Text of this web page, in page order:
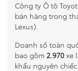
Điện hóa
Về Toyota Việt
Công ty Ô tô
bán hàng trong
Lexus).
Doanh số toàn
bao gồm 2.970 xe
khẩu nguyên chiếc.